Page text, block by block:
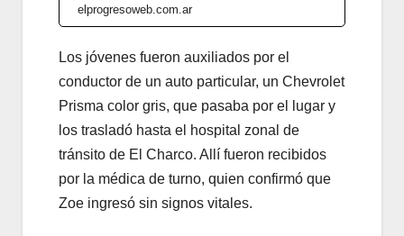
elprogresoweb.com.ar
Los jóvenes fueron auxiliados por el
conductor de un auto particular, un Chevrolet
Prisma color gris, que pasaba por el lugar y
los trasladó hasta el hospital zonal de
tránsito de El Charco. Allí fueron recibidos
por la médica de turno, quien confirmó que
Zoe ingresó sin signos vitales.